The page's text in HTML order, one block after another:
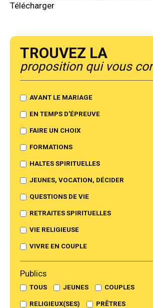
Télécharger
Trouvez la
proposition qui vous
AVANT LE MARIAGE
EN TEMPS D'ÉPREUVE
FAIRE UN CHOIX
FORMATIONS
HALTES SPIRITUELLES
JEUNES, VOCATION, DÉCIDER
QUESTIONS DE VIE
RETRAITES SPIRITUELLES
VIE RELIGIEUSE
VIVRE EN COUPLE
Publics
TOUS JEUNES COUPLES
RELIGIEUX(SES) PRÊTRES